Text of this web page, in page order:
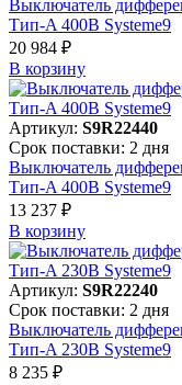
Выключатель
Тип-A 400В Systeme9
20 984 ₽
В корзинy
Артикул: S9R22440
Срок поставки: 2 дня
Выключатель
Тип-A 400В Systeme9
13 237 ₽
В корзинy
Артикул: S9R22240
Срок поставки: 2 дня
Выключатель
Тип-A 230В Systeme9
8 235 ₽